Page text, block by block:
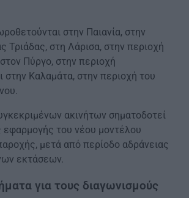
στην Παιανία, στην
Τριάδας, στη Λάρισα, στην περιοχή
Πύργο, στην περιοχή
στην Καλαμάτα, στην περιοχή του
ακινήτων σηματοδοτεί
εφαρμογής του νέου μοντέλου
μετά από περίοδο αδράνειας
εκτάσεων.
για τους διαγωνισμούς